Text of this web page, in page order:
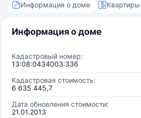
Информация о доме
Информация о доме
Кадастровый номер:
13:08:0434003:336
Кадастровая стоимость:
6 635 445,7
Дата обновления стоимости:
21.01.2013